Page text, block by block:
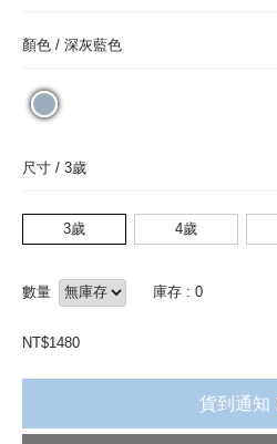
顏色 / 深灰藍色
尺寸 / 3歲
3歲 4歲
數量 庫存 : 0
NT$1480
貨到通知